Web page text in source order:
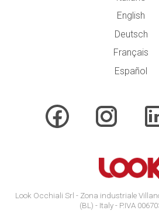
English
Deutsch
Français
Español
Look Occhiali Srl - Zona industriale
(BL) - Italy - P.IVA